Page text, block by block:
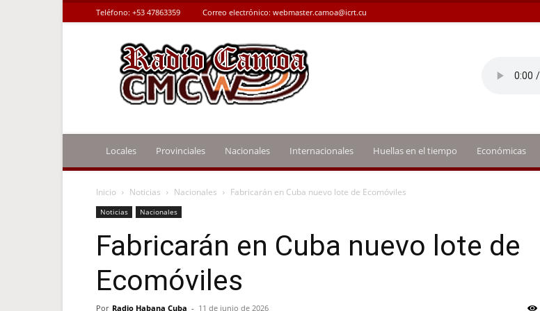
Teléfono: +53 47863359 Correo electrónico: webmaster.camoa@icrt.cu
Radio
Camoa
Locales Provinciales Nacionales Internacionales Huellas en el tiempo Económicas
Inicio Noticias Nacionales Fabricarán en Cuba nuevo lote de Ecomóviles
Noticias Nacionales
Fabricarán en Cuba nuevo lote de
Ecomóviles
Por Radio Habana Cuba - 11 de junio de 2026